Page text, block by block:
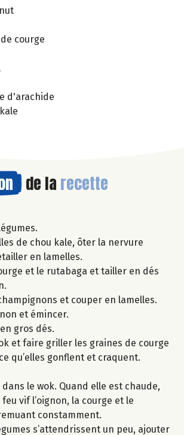
courge
d'arachide
de la recette
de chou kale, ôter la nervure
en lamelles.
et le rutabaga et tailler en dés
et couper en lamelles.
et émincer.
gros dés.
et faire griller les graines de courge
qu’elles gonflent et craquent.
dans le wok. Quand elle est chaude,
vif l’oignon, la courge et le
constamment.
s’attendrissent un peu, ajouter